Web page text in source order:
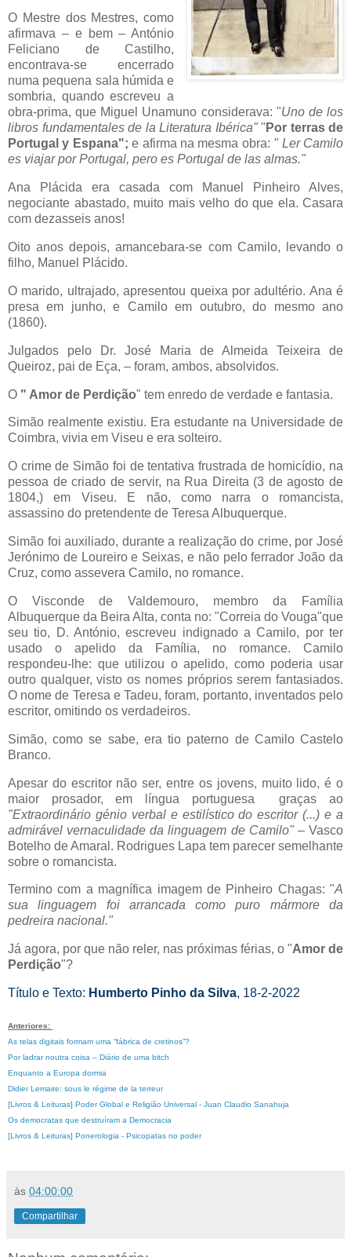
O Mestre dos Mestres, como
afirmava – e bem – António
Feliciano de Castilho,
encontrava-se encerrado
numa pequena sala húmida e
sombria, quando escreveu a
obra-prima, que Miguel Unamuno considerava: "Uno de los
libros fundamentales de la Literatura Ibérica" " Por terras de
Portugal y Espana";e afirma na mesma obra: " Ler Camilo
es viajar por Portugal, pero es Portugal de las almas."
Ana Plácida era casada com Manuel Pinheiro Alves,
negociante abastado, muito mais velho do que ela. Casara
com dezasseis anos!
Oito anos depois, amancebara-se com Camilo, levando o
filho, Manuel Plácido.
O marido, ultrajado, apresentou queixa por adultério. Ana é
presa em junho, e Camilo em outubro, do mesmo ano
(1860).
Julgados pelo Dr. José Maria de Almeida Teixeira de
Queiroz, pai de Eça, – foram, ambos, absolvidos.
O " Amor de Perdição" tem enredo de verdade e fantasia.
Simão realmente existiu. Era estudante na Universidade de
Coimbra, vivia em Viseu e era solteiro.
O crime de Simão foi de tentativa frustrada de homicídio, na
pessoa de criado de servir, na Rua Direita (3 de agosto de
1804,) em Viseu. E não, como narra o romancista,
assassino do pretendente de Teresa Albuquerque.
Simão foi auxiliado, durante a realização do crime, por José
Jerónimo de Loureiro e Seixas, e não pelo ferrador João da
Cruz, como assevera Camilo, no romance.
O Visconde de Valdemouro, membro da Família
Albuquerque da Beira Alta, conta no: "Correia do Vouga"que
seu tio, D. António, escreveu indignado a Camilo, por ter
usado o apelido da Família, no romance. Camilo
respondeu-lhe: que utilizou o apelido, como poderia usar
outro qualquer, visto os nomes próprios serem fantasiados.
O nome de Teresa e Tadeu, foram, portanto, inventados pelo
escritor, omitindo os verdadeiros.
Simão, como se sabe, era tio paterno de Camilo Castelo
Branco.
Apesar do escritor não ser, entre os jovens, muito lido, é o
maior prosador, em língua portuguesa
graças ao
"Extraordinário génio verbal e estilístico do escritor (...) e a
admirável vernaculidade da linguagem de Camilo"– Vasco
Botelho de Amaral. Rodrigues Lapa tem parecer semelhante
sobre o romancista.
Termino com a magnífica imagem de Pinheiro Chagas: "A
sua linguagem foi arrancada como puro mármore da
pedreira nacional."
Já agora, por que não reler, nas próximas férias, o "Amor de
Perdição"?
Título e Texto: Humberto Pinho da Silva, 18-2-2022
Anteriores:
As telas digitais formam uma “fábrica de cretinos”?
Por ladrar noutra coisa – Diário de uma bitch
Enquanto a Europa dormia
Didier Lemaire: sous le régime de la terreur
[Livros & Leituras] Poder Global e Religião Universal - Juan Claudio Sanahuja
Os democratas que destruíram a Democracia
[Livros & Leituras] Ponerologia - Psicopatas no poder
às 04:00:00
Compartilhar